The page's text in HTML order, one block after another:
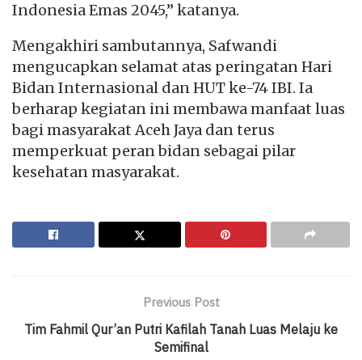
Indonesia Emas 2045,” katanya.
Mengakhiri sambutannya, Safwandi
mengucapkan selamat atas peringatan Hari
Bidan Internasional dan HUT ke-74 IBI. Ia
berharap kegiatan ini membawa manfaat luas
bagi masyarakat Aceh Jaya dan terus
memperkuat peran bidan sebagai pilar
kesehatan masyarakat.
Previous Post
Tim Fahmil Qur’an Putri Kafilah Tanah Luas Melaju ke
Semifinal